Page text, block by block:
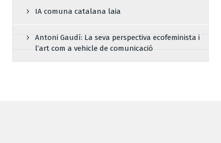
IA comuna catalana laia
Antoni Gaudí: La seva perspectiva ecofeminista i
l’art com a vehicle de comunicació